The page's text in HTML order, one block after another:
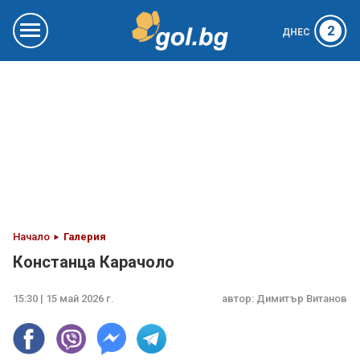
ДНЕС 2
Начало Галерия
Констанца Карачоло
15:30 | 15 май 2026 г. автор: Димитър Витанов